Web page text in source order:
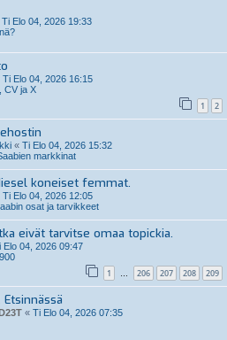
Ti Elo 04, 2026 19:33
Ti Elo 04, 2026 16:15
CV ja X
1 2
« Ti Elo 04, 2026 15:32
markkinat
koneiset femmat.
Ti Elo 04, 2026 12:05
osat ja tarvikkeet
eivät tarvitse omaa topickia.
Elo 04, 2026 09:47
1 … 206 207 208 209
« Ti Elo 04, 2026 07:35